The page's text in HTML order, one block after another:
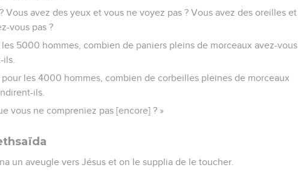
avez des yeux et vous ne voyez pas ? Vous avez des oreilles et
vous pas ?
5000 hommes, combien de paniers pleins de morceaux avez-vous
pour les 4000 hommes, combien de corbeilles pleines de morceaux
ils.
vous ne compreniez pas [encore] ? »
un aveugle vers Jésus et on le supplia de le toucher.